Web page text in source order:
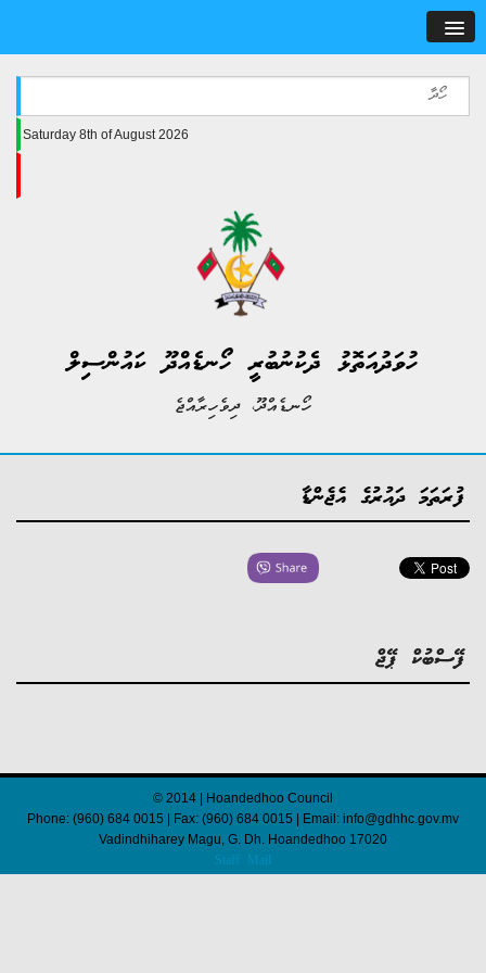
Saturday 8th of August 2026
ހުވަދުއަތޮޅު ދެކުނުބުރީ ހޯނޑެއްދޫ ކައުންސިލް
ހޯނޑެއްދޫ، ދިވެހިރާއްޖެ
ފުރަތަމަ ދައުރުގެ އެޖެންޑާ
ފޭސްބުކް ޕޭޖް
© 2014 | Hoandedhoo Council
Phone: (960) 684 0015 | Fax: (960) 684 0015 | Email: info@gdhhc.gov.mv
Vadindhiharey Magu, G. Dh. Hoandedhoo 17020
Staff Mail